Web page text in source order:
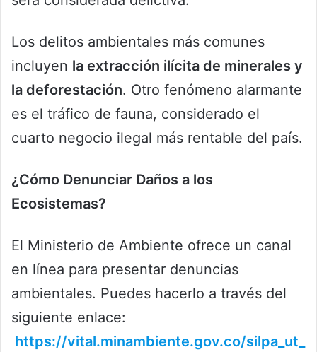
Los delitos ambientales más comunes
incluyen la extracción ilícita de minerales y
la deforestación. Otro fenómeno alarmante
es el tráfico de fauna, considerado el
cuarto negocio ilegal más rentable del país.
¿Cómo Denunciar Daños a los
Ecosistemas?
El Ministerio de Ambiente ofrece un canal
en línea para presentar denuncias
ambientales. Puedes hacerlo a través del
siguiente enlace:
https://vital.minambiente.gov.co/silpa_ut_